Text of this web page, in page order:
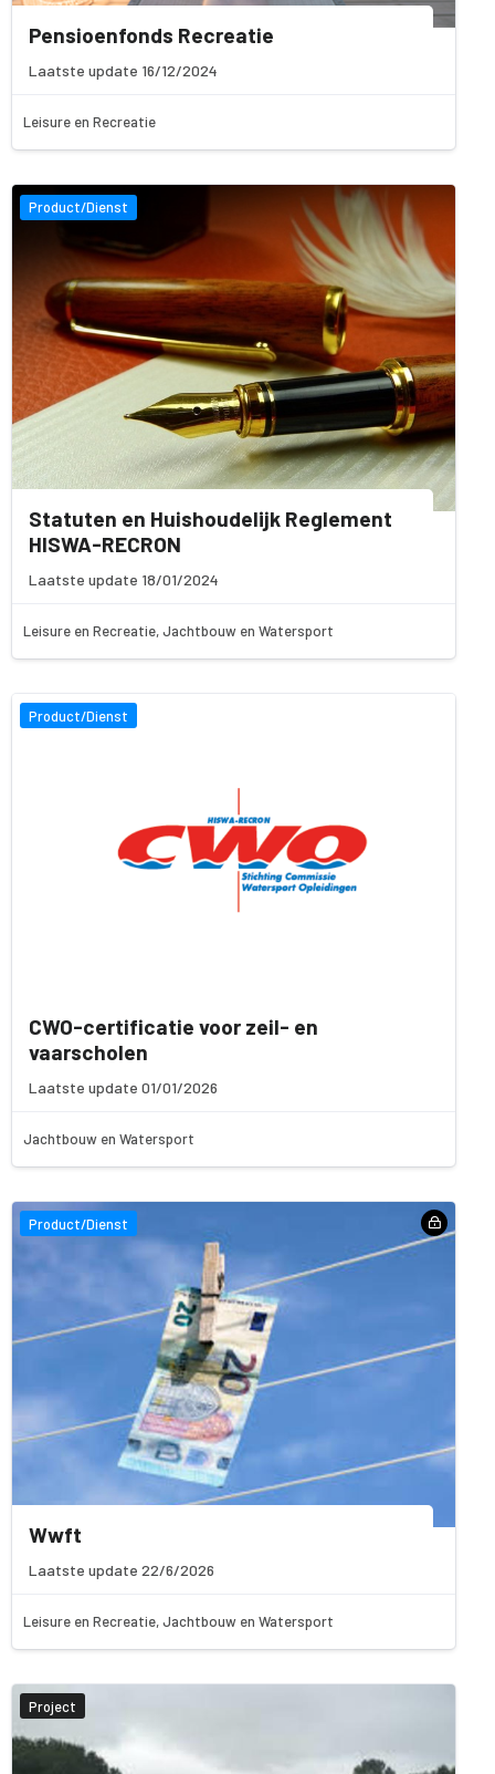
Pensioenfonds Recreatie
Laatste update 16/12/2024
Leisure en Recreatie
Product/Dienst
Statuten en Huishoudelijk Reglement
HISWA-RECRON
Laatste update 18/01/2024
Leisure en Recreatie, Jachtbouw en Watersport
Product/Dienst
CWO-certificatie voor zeil- en
vaarscholen
Laatste update 01/01/2026
Jachtbouw en Watersport
Product/Dienst
Wwft
Laatste update 22/6/2026
Leisure en Recreatie, Jachtbouw en Watersport
Project